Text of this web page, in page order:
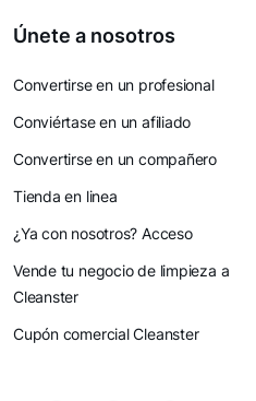
Únete a nosotros
Convertirse en un profesional
Conviértase en un afiliado
Convertirse en un compañero
Tienda en linea
¿Ya con nosotros? Acceso
Vende tu negocio de limpieza a
Cleanster
Cupón comercial Cleanster